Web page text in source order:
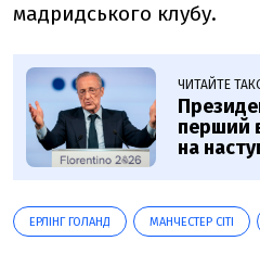
мадридського клубу.
ЧИТАЙТЕ
перший
на
ЕРЛІНГ ГОЛАНД МАНЧЕСТЕР СІТІ